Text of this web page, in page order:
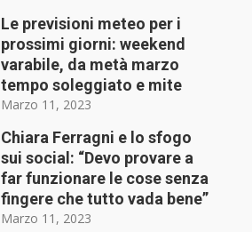
Le previsioni meteo per i
prossimi giorni: weekend
varabile, da metà marzo
tempo soleggiato e mite
Marzo 11, 2023
Chiara Ferragni e lo sfogo
sui social: “Devo provare a
far funzionare le cose senza
fingere che tutto vada bene”
Marzo 11, 2023